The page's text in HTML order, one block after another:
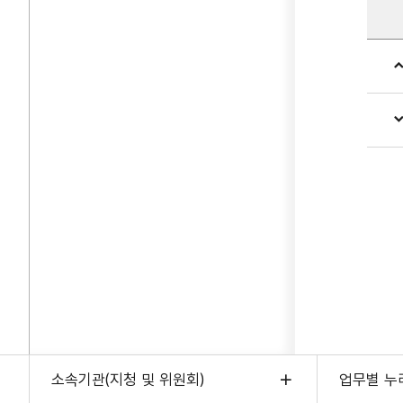
소속기관(지청 및 위원회) 업무별 누